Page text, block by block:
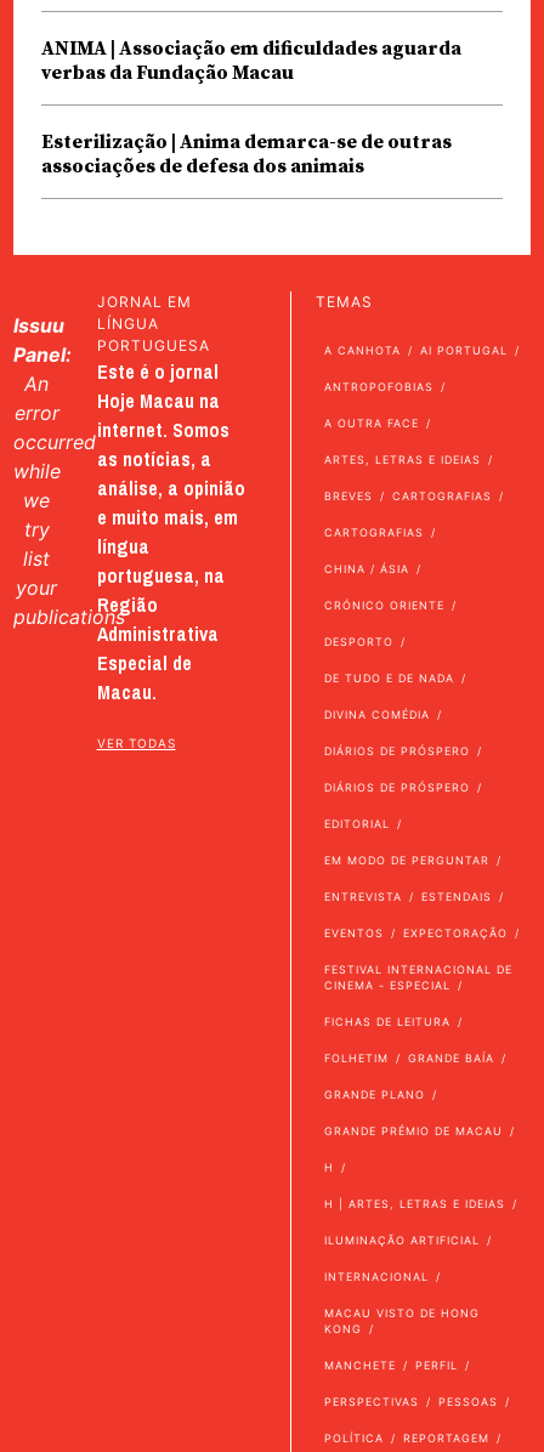
ANIMA | Associação em dificuldades aguarda
verbas da Fundação Macau
Esterilização | Anima demarca-se de outras
associações de defesa dos animais
Issuu
Panel:
An
error
occurred
while
we
try
list
your
publications
JORNAL EM
LÍNGUA
PORTUGUESA
Este é o jornal
Hoje Macau na
internet. Somos
as notícias, a
análise, a opinião
e muito mais, em
língua
portuguesa, na
Região
Administrativa
Especial de
Macau.
VER TODAS
TEMAS
A CANHOTA AI PORTUGAL
ANTROPOFOBIAS
A OUTRA FACE
ARTES, LETRAS E IDEIAS
BREVES CARTOGRAFIAS
CARTOGRAFIAS
CHINA / ÁSIA
CRÓNICO ORIENTE
DESPORTO
DE TUDO E DE NADA
DIVINA COMÉDIA
DIÁRIOS DE PRÓSPERO
DIÁRIOS DE PRÓSPERO
EDITORIAL
EM MODO DE PERGUNTAR
ENTREVISTA ESTENDAIS
EVENTOS EXPECTORAÇÃO
FESTIVAL INTERNACIONAL DE
CINEMA - ESPECIAL
FICHAS DE LEITURA
FOLHETIM GRANDE BAÍA
GRANDE PLANO
GRANDE PRÉMIO DE MACAU
H
H | ARTES, LETRAS E IDEIAS
ILUMINAÇÃO ARTIFICIAL
INTERNACIONAL
MACAU VISTO DE HONG
KONG
MANCHETE PERFIL
PERSPECTIVAS PESSOAS
POLÍTICA REPORTAGEM